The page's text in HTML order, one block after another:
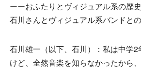
ーーおふたりとヴィジュアル系の歴
石川さんとヴィジュアル系バンドと
石川雄一（以下、石川）：私は中学
けど、全然音楽を知らなかったから